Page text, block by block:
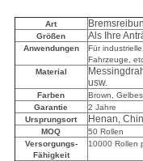
Art
Größen Als Ihre
Anwendungen
Für
Fahrzeuge,
Material
usw.
Farben
Brown,
Garantie
2 Jahre
Ursprungsort
Henan,
MOQ
50 Rollen
Versorgungs-
Fähigkeit
10000 Rollen